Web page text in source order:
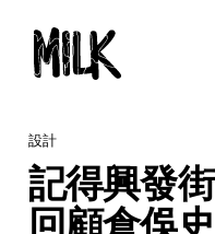
設計
記得興發
回顧倉俁